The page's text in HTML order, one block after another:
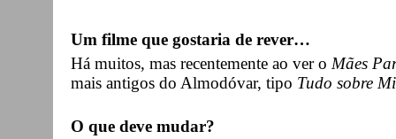
Um filme que gostaria de rever…
Há muitos, mas recentemente ao ver o Mães
mais antigos do Almodóvar, tipo Tudo sobre
O que deve mudar?